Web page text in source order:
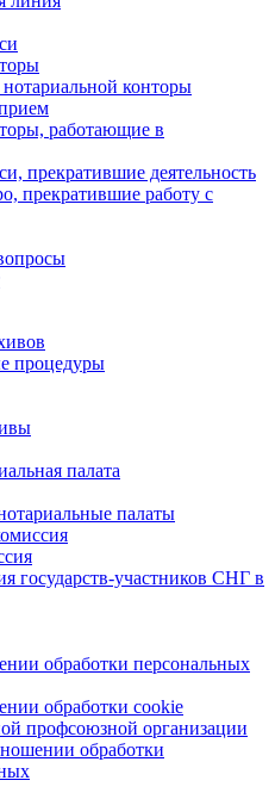
конторы
работающие в
прекратившие деятельность
прекратившие работу с
процедуры
палата
палаты
государств-участников СНГ в
обработки персональных
обработки cookie
профсоюзной организации
обработки